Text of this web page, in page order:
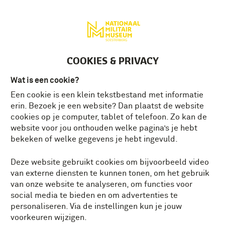
COOKIES & PRIVACY
Wat is een cookie?
Een cookie is een klein tekstbestand met informatie
erin. Bezoek je een website? Dan plaatst de website
cookies op je computer, tablet of telefoon. Zo kan de
website voor jou onthouden welke pagina’s je hebt
bekeken of welke gegevens je hebt ingevuld.
Deze website gebruikt cookies om bijvoorbeeld video
van externe diensten te kunnen tonen, om het gebruik
van onze website te analyseren, om functies voor
social media te bieden en om advertenties te
personaliseren. Via de instellingen kun je jouw
voorkeuren wijzigen.
EEN ZILVEREN GETUIGE
VAN DE VOC-
KRIJGSMACHT
Indische Compagnie (VOC) opgericht.
Precies 424 jaar later presenteert het
Nationaal Militair Museum eenunieke
aanwinst voor de collectie
. Het gaat om een
zilveren bandeliergesp: een object dat de